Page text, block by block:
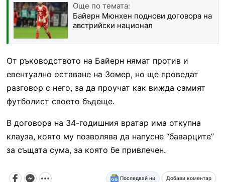
Още по темата:
Байерн Мюнхен поднови договора на
австрийски национал
От ръководството на Байерн нямат против и
евентуално оставане на Зомер, но ще проведат
разговор с него, за да проучат как вижда самият
футболист своето бъдеще.
В договора на 34-годишния вратар има откупна
клауза, която му позволява да напусне “баварците”
за същата сума, за която бе привлечен.
Последвай ни Добави коментар